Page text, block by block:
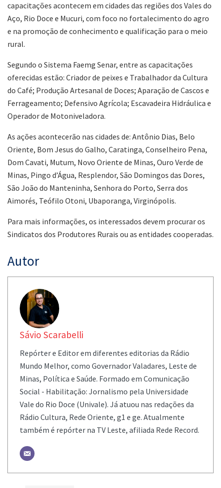
capacitações acontecem em cidades das regiões dos Vales do
Aço, Rio Doce e Mucuri, com foco no fortalecimento do agro
e na promoção de conhecimento e qualificação para o meio
rural.
Segundo o Sistema Faemg Senar, entre as capacitações
oferecidas estão: Criador de peixes e Trabalhador da Cultura
do Café; Produção Artesanal de Doces; Aparação de Cascos e
Ferrageamento; Defensivo Agrícola; Escavadeira Hidráulica e
Operador de Motoniveladora.
As ações acontecerão nas cidades de: Antônio Dias, Belo
Oriente, Bom Jesus do Galho, Caratinga, Conselheiro Pena,
Dom Cavati, Mutum, Novo Oriente de Minas, Ouro Verde de
Minas, Pingo d’Água, Resplendor, São Domingos das Dores,
São João do Manteninha, Senhora do Porto, Serra dos
Aimorés, Teófilo Otoni, Ubaporanga, Virginópolis.
Para mais informações, os interessados devem procurar os
Sindicatos dos Produtores Rurais ou as entidades cooperadas.
Autor
Sávio Scarabelli
Repórter e Editor em diferentes editorias da Rádio
Mundo Melhor, como Governador Valadares, Leste de
Minas, Política e Saúde. Formado em Comunicação
Social - Habilitação: Jornalismo pela Universidade
Vale do Rio Doce (Univale). Já atuou nas redações da
Rádio Cultura, Rede Oriente, g1 e ge. Atualmente
também é repórter na TV Leste, afiliada Rede Record.